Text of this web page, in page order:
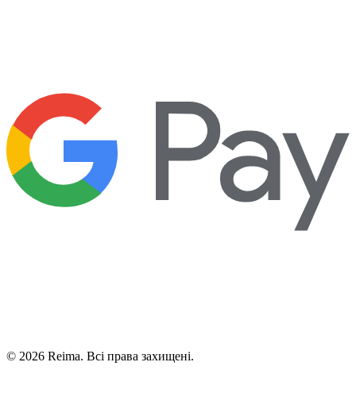
© 2026 Reima. Всі права захищені.